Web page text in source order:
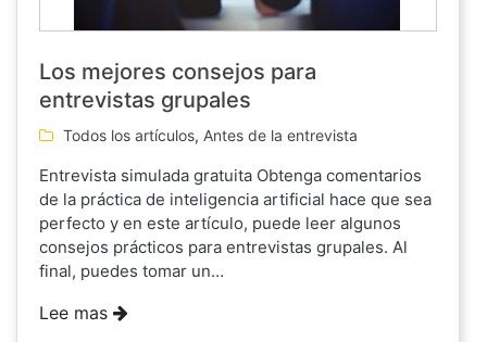
Los mejores consejos para
entrevistas grupales
Todos los artículos, Antes de la entrevista
Entrevista simulada gratuita Obtenga comentarios
de la práctica de inteligencia artificial hace que sea
perfecto y en este artículo, puede leer algunos
consejos prácticos para entrevistas grupales. Al
final, puedes tomar un…
Lee mas